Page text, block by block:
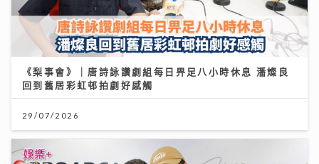
《梨事會》｜唐詩詠讚劇組每日畀足八小時休息 潘燦良
回到舊居彩虹邨拍劇好感觸
29/07/2026